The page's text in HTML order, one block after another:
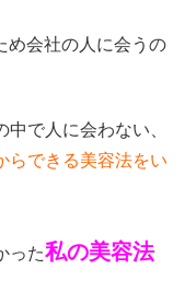
め会社の人に会うの
で人に会わない、
らできる美容法をい
った私の美容法